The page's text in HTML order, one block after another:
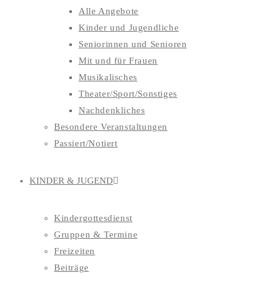
Alle Angebote
Kinder und Jugendliche
Seniorinnen und Senioren
Mit und für Frauen
Musikalisches
Theater/Sport/Sonstiges
Nachdenkliches
Besondere Veranstaltungen
Passiert/Notiert
KINDER & JUGEND
Kindergottesdienst
Gruppen & Termine
Freizeiten
Beiträge